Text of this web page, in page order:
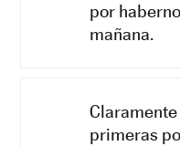
por
mañana.
primeras